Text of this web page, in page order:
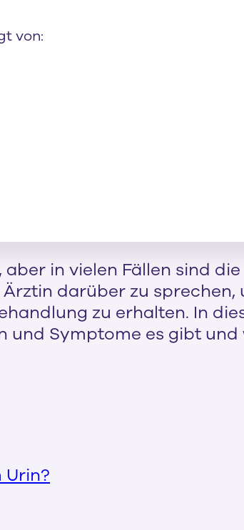
von:
in vielen Fällen sind
darüber zu sprechen,
zu erhalten. In
und Symptome es gibt und
Urin?